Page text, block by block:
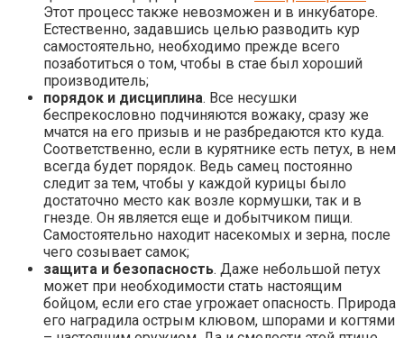
Этот процесс также невозможен и в инкубаторе.
Естественно, задавшись целью разводить кур
самостоятельно, необходимо прежде всего
позаботиться о том, чтобы в стае был хороший
производитель;
порядок и дисциплина. Все несушки
беспрекословно подчиняются вожаку, сразу же
мчатся на его призыв и не разбредаются кто куда.
Соответственно, если в курятнике есть петух, в нем
всегда будет порядок. Ведь самец постоянно
следит за тем, чтобы у каждой курицы было
достаточно место как возле кормушки, так и в
гнезде. Он является еще и добытчиком пищи.
Самостоятельно находит насекомых и зерна, после
чего созывает самок;
защита и безопасность. Даже небольшой петух
может при необходимости стать настоящим
бойцом, если его стае угрожает опасность. Природа
его наградила острым клювом, шпорами и когтями